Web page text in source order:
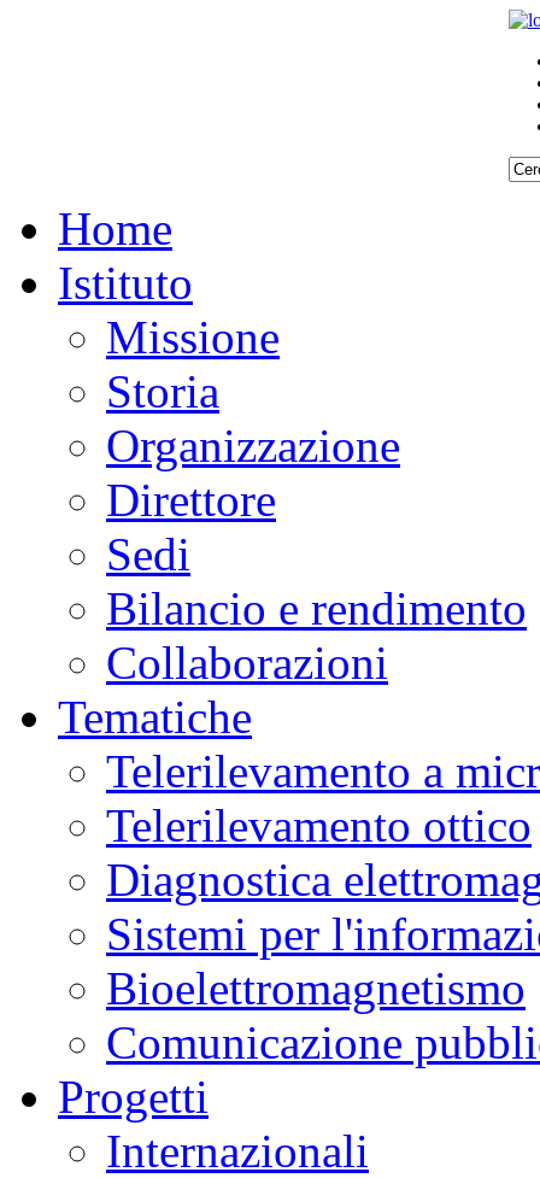
Home
Istituto
Missione
Storia
Organizzazione
Direttore
Sedi
Bilancio e rendimento
Collaborazioni
Tematiche
Telerilevamento a
Telerilevamento ottico
Diagnostica
Sistemi per
Bioelettromagnetismo
Comunicazione
Progetti
Internazionali